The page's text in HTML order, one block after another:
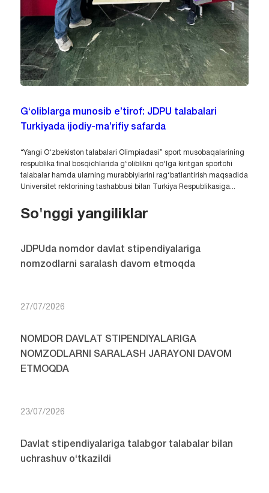
G‘oliblarga munosib e’tirof: JDPU talabalari
Turkiyada ijodiy-ma’rifiy safarda
“Yangi O‘zbekiston talabalari Olimpiadasi” sport musobaqalarining
respublika final bosqichlarida g‘oliblikni qo‘lga kiritgan sportchi
talabalar hamda ularning murabbiylarini rag‘batlantirish maqsadida
Universitet rektorining tashabbusi bilan Turkiya Respublikasiga...
So'nggi yangiliklar
JDPUda nomdor davlat stipendiyalariga
nomzodlarni saralash davom etmoqda
27/07/2026
NOMDOR DAVLAT STIPENDIYALARIGA
NOMZODLARNI SARALASH JARAYONI DAVOM
ETMOQDA
23/07/2026
Davlat stipendiyalariga talabgor talabalar bilan
uchrashuv o‘tkazildi